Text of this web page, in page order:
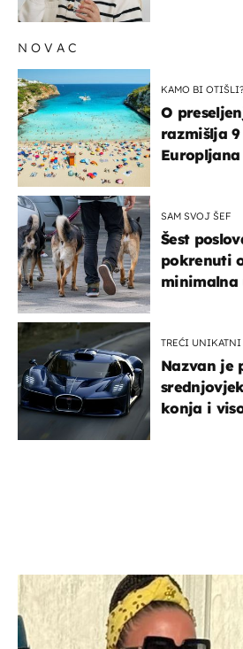
NOVAC
KAMO BI OTIŠLI?
O
razmišlja
Europljana
SAM SVOJ ŠEF
Šest
pokrenuti
minimalna
TREĆI UNIKATNI
Nazvan je
konja i